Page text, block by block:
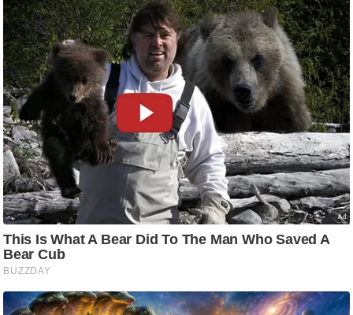
.
आ
र
.
आ
ई
.
चा
य
प
र
स
मी
ध